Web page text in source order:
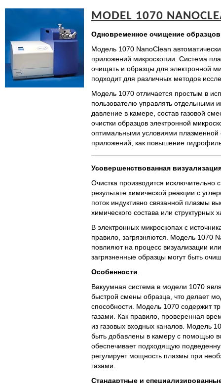
MODEL 1070
Одновременное очищение
Модель 1070 NanoClean
приложений микроскопии. Система
очищать и образцы для электронной
подходит для различных методов
Модель 1070 отличается простым в
пользователю управлять отдельными
давление в камере, состав газовой
очистки образцов электронной
оптимальными условиями плазменной
приложений, как повышение
Усовершенствованная
Очистка производится
результате химической реакции с
поток индуктивно связанной плазмы
химического состава или структурных
В электронных микроскопах с
правило, загрязняются. Модель 1070
повлияют на процесс визуализации
загрязненные образцы могут быть
Особенности
Вакуумная система в модели 1070
быстрой смены образца, что делает
способности. Модель 1070 содержит
газами. Как правило, проверенная
из газовых входных каналов. Модель
быть добавлены в камеру с помощью
обеспечивает подходящую
регулирует мощность плазмы при
газами.
Стандартные и